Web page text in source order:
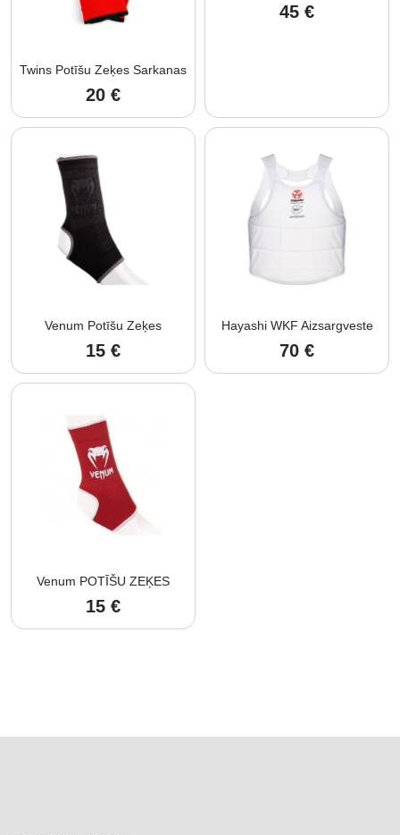
Twins Potīšu Zeķes Sarkanas
20 €
45 €
Venum Potīšu Zeķes
15 €
Hayashi WKF Aizsargveste
70 €
Venum POTĪŠU ZEĶES
15 €